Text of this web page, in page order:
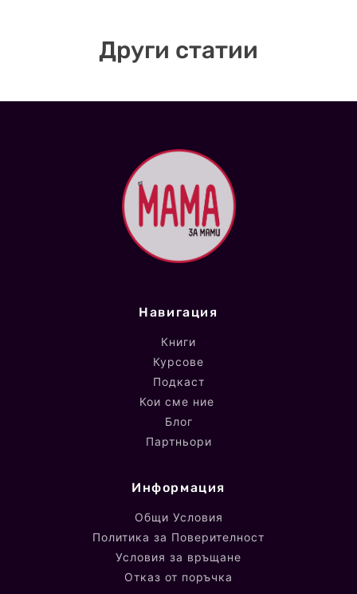
Други статии
Навигация
Книги
Курсове
Подкаст
Кои сме ние
Блог
Партньори
Информация
Общи Условия
Политика за Поверителност
Условия за връщане
Отказ от поръчка